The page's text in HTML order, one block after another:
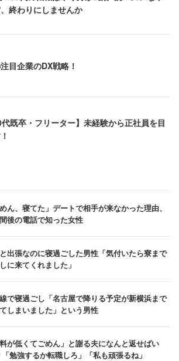
終わりにしませんか
目企業のDX戦略！
代既卒・フリーター】未経験から正社員を目
めん、寝てた」デートで相手が来なかった理由、
後の電話で知った女性
出張なのに寝過ごした男性「気付いたら寮まで
に来てくれました」
で寝過ごし「名古屋で降りる予定が新横浜まで
しまいました」という男性
料が低くてごめん」と謝る夫になんと返せばい
勉強するか転職しろ」「私も頑張るね」